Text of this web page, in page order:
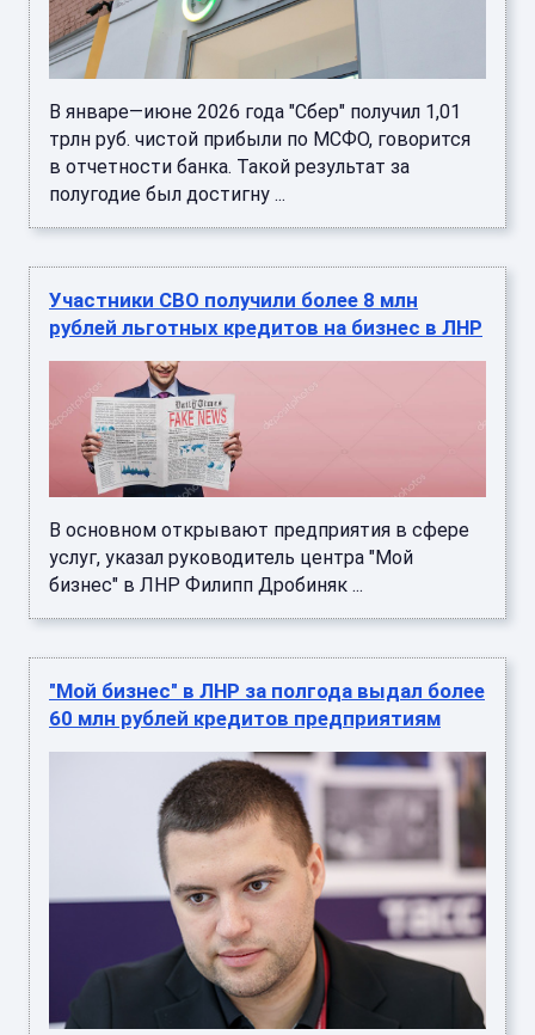
В январе—июне 2026 года "Сбер" получил 1,01
трлн руб. чистой прибыли по МСФО, говорится
в отчетности банка. Такой результат за
полугодие был достигну ...
Участники СВО получили более 8 млн
рублей льготных кредитов на бизнес в ЛНР
В основном открывают предприятия в сфере
услуг, указал руководитель центра "Мой
бизнес" в ЛНР Филипп Дробиняк ...
"Мой бизнес" в ЛНР за полгода выдал более
60 млн рублей кредитов предприятиям